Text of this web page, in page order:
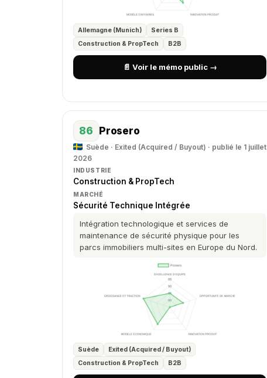
Allemagne (Munich)
Series B
Construction & PropTech
B2B
📄 Voir le mémo public →
86 Prosero
Suède · Exited (Acquired / Buyout) · publié le 1 juillet
2026
INDUSTRIE
Construction & PropTech
MARCHÉ
Sécurité Technique Intégrée
Intégration technologique et services de
maintenance de sécurité physique pour les
parcs immobiliers multi-sites en Europe du Nord.
Suède
Exited (Acquired / Buyout)
Construction & PropTech
B2B